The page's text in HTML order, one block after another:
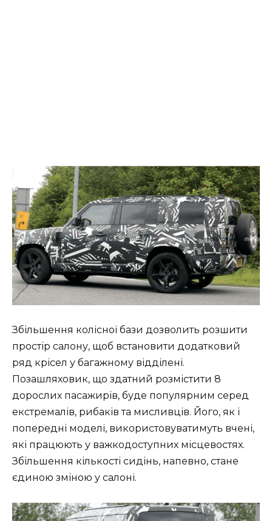
Збільшення колісної бази дозволить розшити
простір салону, щоб встановити додатковий
ряд крісел у багажному відділені.
Позашляховик, що здатний розмістити 8
дорослих пасажирів, буде популярним серед
екстремалів, рибаків та мисливців. Його, як і
попередні моделі, використовуватимуть вчені,
які працюють у важкодоступних місцевостях.
Збільшення кількості сидінь, напевно, стане
єдиною зміною у салоні.